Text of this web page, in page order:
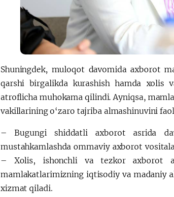
Shuningdek, muloqot davomida axborot
qarshi birgalikda kurashish hamda xolis
atroflicha muhokama qilindi. Ayniqsa,
vakillarining o‘zaro tajriba almashinuvini
– Bugungi shiddatli axborot asrida
mustahkamlashda ommaviy axborot
– Xolis, ishonchli va tezkor axborot
mamlakatlarimizning iqtisodiy va madaniy
xizmat qiladi.